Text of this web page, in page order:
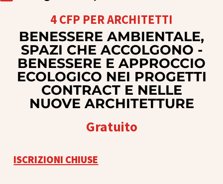
4 CFP PER ARCHITETTI
BENESSERE AMBIENTALE,
SPAZI CHE ACCOLGONO -
BENESSERE E APPROCCIO
ECOLOGICO NEI PROGETTI
CONTRACT E NELLE
NUOVE ARCHITETTURE
Gratuito
ISCRIZIONI CHIUSE